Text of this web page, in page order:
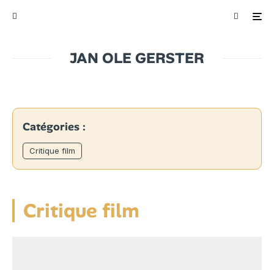
JAN OLE GERSTER
Catégories :
Critique film
Critique film